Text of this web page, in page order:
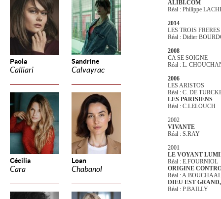
Paola
Calliari
Sandrine
Calvayrac
Cécilia
Cara
Loan
Chabanol
ALIBI.COM
Réal : Philippe
2014
LES TROIS
Réal : Didier
2008
CA SE SOIGNE
Réal : L.
2006
LES ARISTOS
Réal : C. DE
LES PARISIENS
Réal : C.LELOUCH
2002
VIVANTE
Réal : S.RAY
2001
LE VOYANT
Réal : E.FOURNIOL
ORIGINE
Réal :
DIEU EST
Réal : P.BAILLY